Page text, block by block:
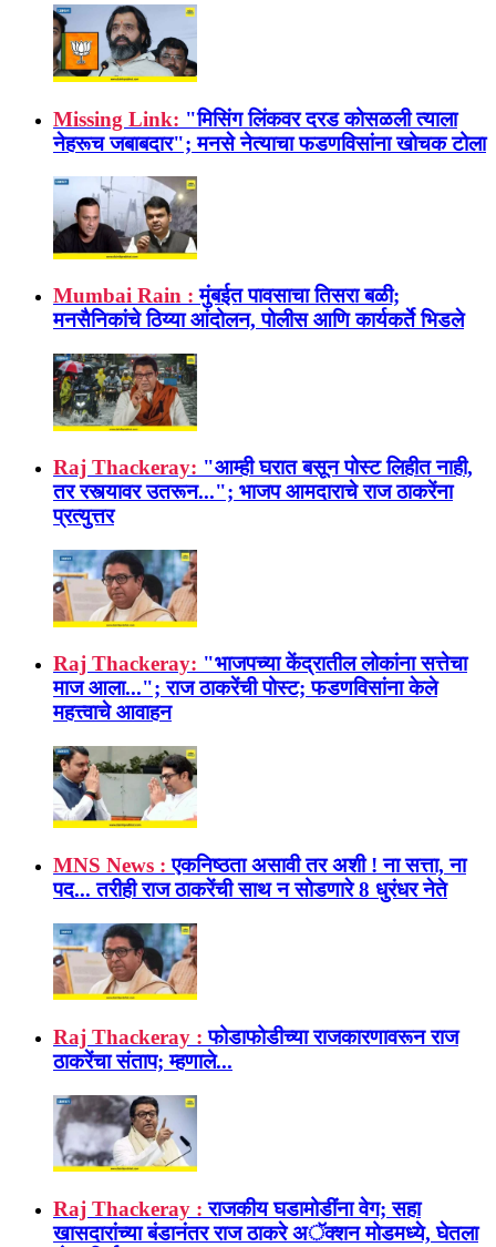
Missing Link: "मिसिंग लिंकवर दरड कोसळली त्याला
नेहरूच जबाबदार"; मनसे नेत्याचा फडणविसांना खोचक टोला
Mumbai Rain : मुंबईत पावसाचा तिसरा बळी;
मनसैनिकांचे ठिय्या आंदोलन, पोलीस आणि कार्यकर्ते भिडले
Raj Thackeray: "आम्ही घरात बसून पोस्ट लिहीत नाही,
तर रस्त्यावर उतरून..."; भाजप आमदाराचे राज ठाकरेंना
प्रत्युत्तर
Raj Thackeray: "भाजपच्या केंद्रातील लोकांना सत्तेचा
माज आला..."; राज ठाकरेंची पोस्ट; फडणविसांना केले
महत्त्वाचे आवाहन
MNS News : एकनिष्ठता असावी तर अशी ! ना सत्ता, ना
पद... तरीही राज ठाकरेंची साथ न सोडणारे 8 धुरंधर नेते
Raj Thackeray : फोडाफोडीच्या राजकारणावरून राज
ठाकरेंचा संताप; म्हणाले...
Raj Thackeray : राजकीय घडामोडींना वेग; सहा
खासदारांच्या बंडानंतर राज ठाकरे अॅक्शन मोडमध्ये, घेतला